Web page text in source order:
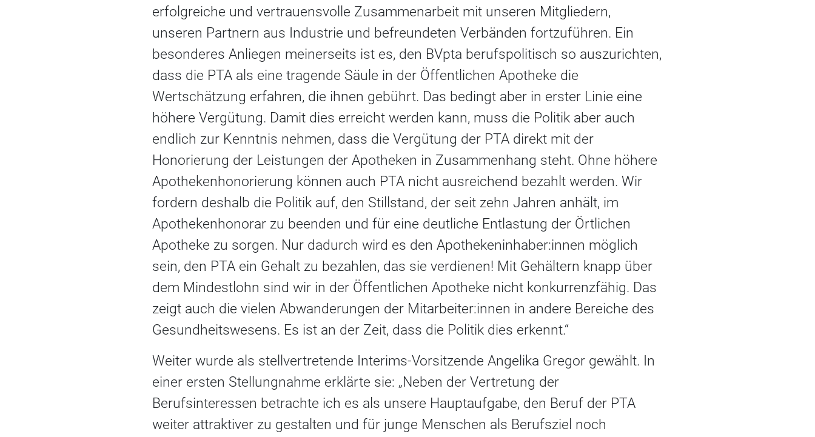
erfolgreiche und vertrauensvolle Zusammenarbeit mit unseren Mitgliedern,
unseren Partnern aus Industrie und befreundeten Verbänden fortzuführen. Ein
besonderes Anliegen meinerseits ist es, den BVpta berufspolitisch so auszurichten,
dass die PTA als eine tragende Säule in der Öffentlichen Apotheke die
Wertschätzung erfahren, die ihnen gebührt. Das bedingt aber in erster Linie eine
höhere Vergütung. Damit dies erreicht werden kann, muss die Politik aber auch
endlich zur Kenntnis nehmen, dass die Vergütung der PTA direkt mit der
Honorierung der Leistungen der Apotheken in Zusammenhang steht. Ohne höhere
Apothekenhonorierung können auch PTA nicht ausreichend bezahlt werden. Wir
fordern deshalb die Politik auf, den Stillstand, der seit zehn Jahren anhält, im
Apothekenhonorar zu beenden und für eine deutliche Entlastung der Örtlichen
Apotheke zu sorgen. Nur dadurch wird es den Apothekeninhaber:innen möglich
sein, den PTA ein Gehalt zu bezahlen, das sie verdienen! Mit Gehältern knapp über
dem Mindestlohn sind wir in der Öffentlichen Apotheke nicht konkurrenzfähig. Das
zeigt auch die vielen Abwanderungen der Mitarbeiter:innen in andere Bereiche des
Gesundheitswesens. Es ist an der Zeit, dass die Politik dies erkennt.“
Weiter wurde als stellvertretende Interims-Vorsitzende Angelika Gregor gewählt. In
einer ersten Stellungnahme erklärte sie: „Neben der Vertretung der
Berufsinteressen betrachte ich es als unsere Hauptaufgabe, den Beruf der PTA
weiter attraktiver zu gestalten und für junge Menschen als Berufsziel noch